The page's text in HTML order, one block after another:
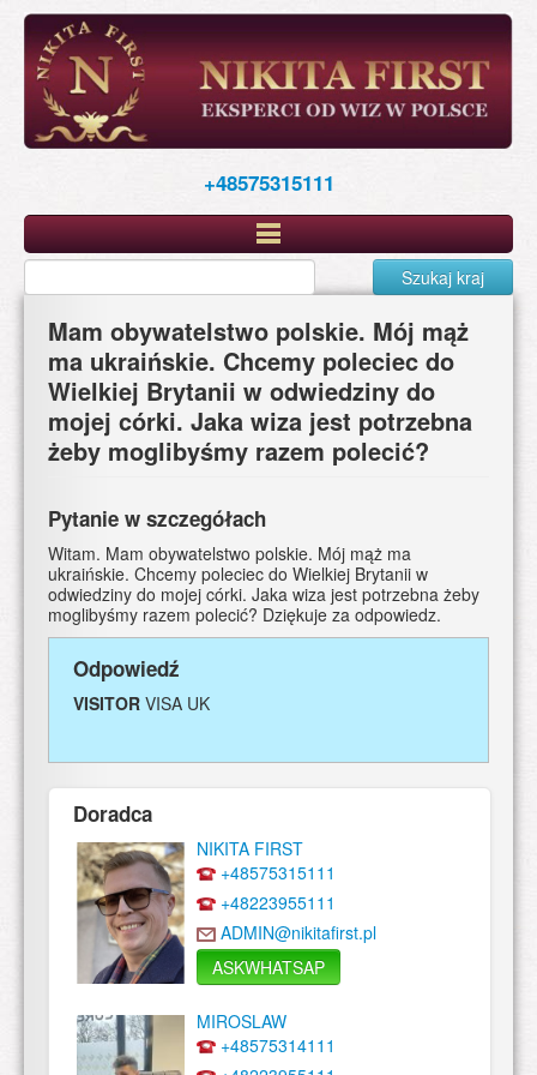
Skip
main
content
+48575315111
Szukaj kraj
Mam obywatelstwo polskie. Mój mąż
ma ukraińskie. Chcemy poleciec do
Wielkiej Brytanii w odwiedziny do
mojej córki. Jaka wiza jest potrzebna
żeby moglibyśmy razem polecić?
Pytanie w szczegółach
Witam. Mam obywatelstwo polskie. Mój mąż ma
ukraińskie. Chcemy poleciec do Wielkiej Brytanii w
odwiedziny do mojej córki. Jaka wiza jest potrzebna żeby
moglibyśmy razem polecić? Dziękuje za odpowiedz.
Odpowiedź
VISITOR VISA UK
Doradca
NIKITA FIRST
+48575315111
+48223955111
ADMIN@nikitafirst.pl
ASKWHATSAP
MIROSLAW
+48575314111